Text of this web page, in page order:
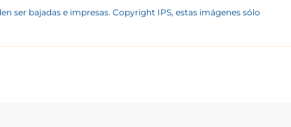
ser bajadas e impresas. Copyright IPS, estas imágenes sólo